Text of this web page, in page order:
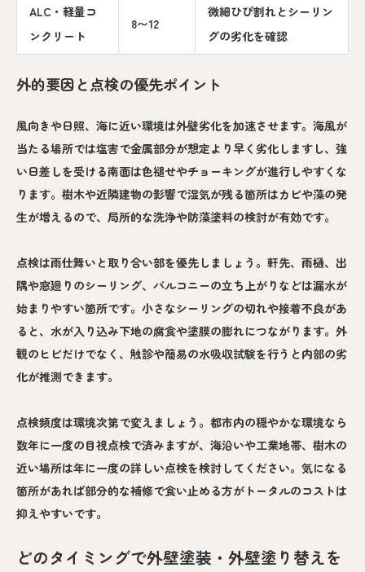
ALC・軽量コ
ンクリート
8〜12
微細ひび割れとシーリン
グの劣化を確認
外的要因と点検の優先ポイント
風向きや日照、海に近い環境は外壁劣化を加速させます。海風が
当たる場所では塩害で金属部分が想定より早く劣化しますし、強
い日差しを受ける南面は色褪せやチョーキングが進行しやすくな
ります。樹木や近隣建物の影響で湿気が残る箇所はカビや藻の発
生が増えるので、局所的な洗浄や防藻塗料の検討が有効です。
点検は雨仕舞いと取り合い部を優先しましょう。軒先、雨樋、出
隅や窓廻りのシーリング、バルコニーの立ち上がりなどは漏水が
始まりやすい箇所です。小さなシーリングの切れや接着不良があ
ると、水が入り込み下地の腐食や塗膜の膨れにつながります。外
観のヒビだけでなく、触診や簡易の水吸収試験を行うと内部の劣
化が推測できます。
点検頻度は環境次第で変えましょう。都市内の穏やかな環境なら
数年に一度の目視点検で済みますが、海沿いや工業地帯、樹木の
近い場所は年に一度の詳しい点検を検討してください。気になる
箇所があれば部分的な補修で食い止める方がトータルのコストは
抑えやすいです。
どのタイミングで外壁塗装・外壁塗り替えを